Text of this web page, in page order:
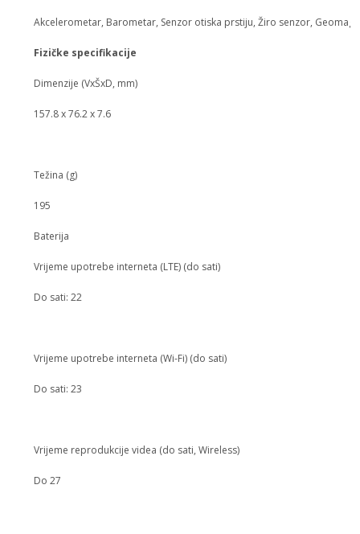
Akcelerometar, Barometar, Senzor otiska prstiju, Žiro senzor,
Fizičke specifikacije
Dimenzije (VxŠxD, mm)
157.8 x 76.2 x 7.6
Težina (g)
195
Baterija
Vrijeme upotrebe interneta (LTE) (do sati)
Do sati: 22
Vrijeme upotrebe interneta (Wi-Fi) (do sati)
Do sati: 23
Vrijeme reprodukcije videa (do sati, Wireless)
Do 27